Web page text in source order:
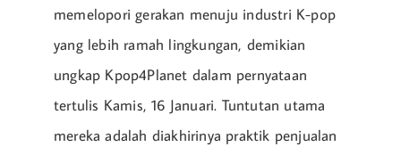
memelopori gerakan menuju industri K-pop
yang lebih ramah lingkungan, demikian
ungkap Kpop4Planet dalam pernyataan
tertulis Kamis, 16 Januari. Tuntutan utama
mereka adalah diakhirinya praktik penjualan